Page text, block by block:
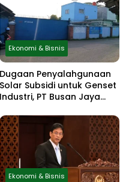
Ekonomi & Bisnis
Dugaan Penyalahgunaan
Solar Subsidi untuk Genset
Industri, PT Busan Jaya
Liter BBM
Ekonomi & Bisnis